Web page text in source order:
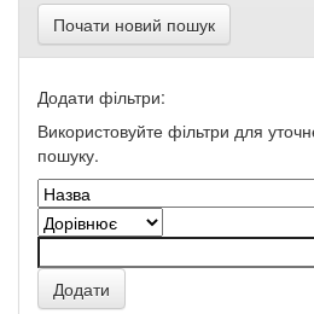
Почати новий пошук
Додати фільтри:
Використовуйте фільтри для
пошуку.